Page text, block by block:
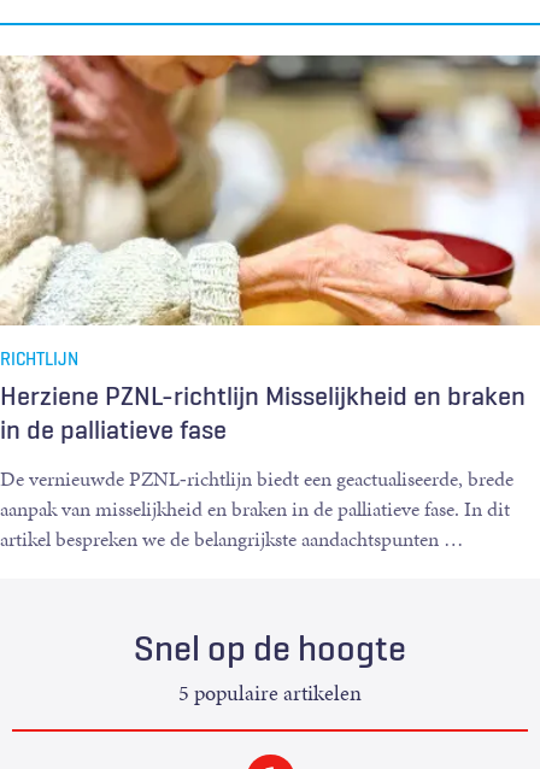
Herziene PZNL-richtlijn Misselijkheid en braken
in de palliatieve fase
RICHTLIJN
De vernieuwde PZNL‑richtlijn biedt een geactualiseerde, brede
aanpak van misselijkheid en braken in de palliatieve fase. In dit
artikel bespreken we de belangrijkste aandachtspunten …
Snel op de hoogte
5 populaire artikelen